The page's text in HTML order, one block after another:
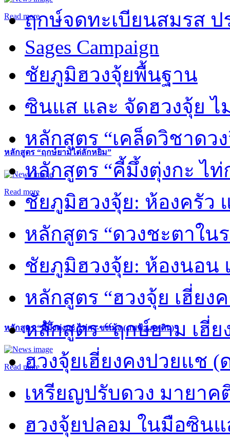
Read more
หลักสูตร “ฤกษ์ยามไต่ลักหยิ่ม”
Read more
หลักสูตร “คี้มึ้งตุ่งกะ ไท่กง-ขงเม้ง (ภพฟ้า ภพดิน)”
Read more
ฤกษ์จดทะเบียนสมรส ป
Sages Campaign
ชัยภูมิฮวงจุ้ยพื้นฐาน
ซินแส และ จัดฮวงจุ้ย ไ
หลักสูตร “เคล็ดวิชาดว
หลักสูตร “คี้มึ้งตุ่งกะ ไ
ชัยภูมิฮวงจุ้ย: ห้องครัว
หลักสูตร “ดวงชะตาใน
ชัยภูมิฮวงจุ้ย: ห้องนอน
หลักสูตร “ฮวงจุ้ย เฮี่ยง
หลักสูตร “ฤกษ์ยาม เฮี่ย
ฮวงจุ้ยเฮี่ยงคงปวยแช (
เหรียญปรับดวง มายา
ฮวงจุ้ยปลอม ในมือซิน